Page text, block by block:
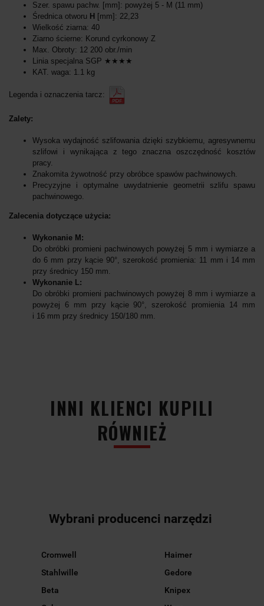
Szer. spawu pachw. [mm]: powyżej 5 - M (11 mm)
Średnica otworu H [mm]: 22,23
Wielkość ziarna: 40
Ziarno ścierne: Korund cyrkonowy Z
Max. Obroty: 12 200 obr./min
Linia specjalna SGP ★★★★
KAT. waga: 1.1 kg
Legenda i oznaczenia tarcz:
Zalety:
Wysoka wydajność szlifowania dzięki szybkiemu, agresywnemu
szlifowi i wynikająca z tego znaczna oszczędność kosztów
pracy.
Znakomita żywotność przy obróbce spawów pachwinowych.
Precyzyjne i optymalne uwydatnienie geometrii szlifu spawu
pachwinowego.
Zalecenia dotyczące użycia:
Wykonanie M:
Do obróbki promieni pachwinowych powyżej 5 mm i wymiarze a
do 6 mm przy kącie 90°, szerokość promienia: 11 mm i 14 mm
przy średnicy 150 mm.
Wykonanie L:
Do obróbki promieni pachwinowych powyżej 8 mm i wymiarze a
powyżej 6 mm przy kącie 90°, szerokość promienia 14 mm
i 16 mm przy średnicy 150/180 mm.
INNI KLIENCI KUPILI
RÓWNIEŻ
Wybrani producenci narzędzi
Cromwell
Stahlwille
Beta
Haimer
Gedore
Knipex